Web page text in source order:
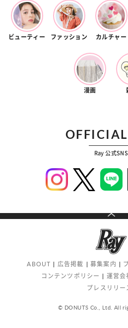
ビューティー ファッション カルチャー
漫画
Ray 公式SNS
ABOUT 広告掲載 募集案内
コンテンツポリシー
運営会
プレスリリー
© DONUTS Co., Ltd. All